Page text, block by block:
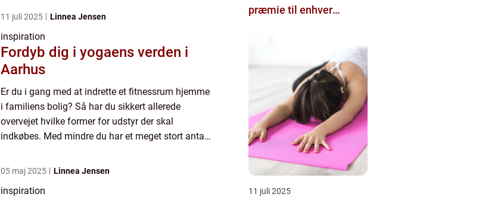
økonomisere med plad...
11 juli 2025 Linnea Jensen
inspiration
Fordyb dig i yogaens verden i
Aarhus
Er du i gang med at indrette et fitnessrum hjemme
i familiens bolig? Så har du sikkert allerede
overvejet hvilke former for udstyr der skal
indkøbes. Med mindre du har et meget stort antal
økonomisere med plad...
05 maj 2025 Linnea Jensen
inspiration
præmie til enhver
11 juli 2025